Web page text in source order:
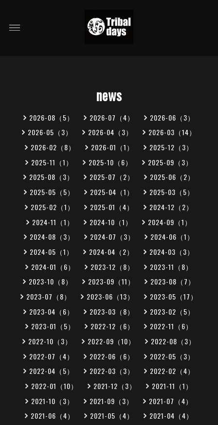
news
2026-08（5） 2026-07（4）
2026-06（3）
2026-05（3）
2026-04（3）
2026-03（14）
2026-02（8）
2026-01（1）
2025-12（3）
2025-11（1）
2025-10（6）
2025-09（3）
2025-08（3）
2025-07（2）
2025-06（2）
2025-05（5）
2025-04（1）
2025-03（5）
2025-02（1）
2025-01（4）
2024-12（2）
2024-11（1）
2024-10（1）
2024-09（1）
2024-08（3）
2024-07（3）
2024-06（1）
2024-05（1）
2024-04（2）
2024-03（3）
2024-01（6）
2023-12（8）
2023-11（8）
2023-10（8）
2023-09（11）
2023-08（7）
2023-07（8）
2023-06（13）
2023-05（17）
2023-04（6）
2023-03（8）
2023-02（5）
2023-01（5）
2022-12（6）
2022-11（6）
2022-10（3）
2022-09（10）
2022-08（3）
2022-07（4）
2022-06（6）
2022-05（3）
2022-04（5）
2022-03（3）
2022-02（4）
2022-01（10）
2021-12（3）
2021-11（1）
2021-10（3）
2021-09（3）
2021-07（4）
2021-06（4）
2021-05（4）
2021-04（4）